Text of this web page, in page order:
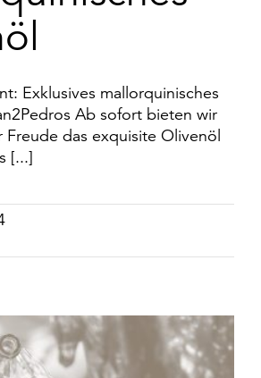
Exklusives mallorquinisches
Ab sofort bieten wir
das exquisite Olivenöl
[...]